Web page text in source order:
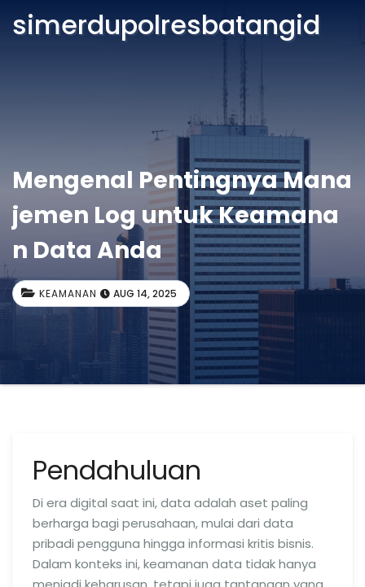
simerdupolresbatangid
Mengenal Pentingnya Mana
jemen Log untuk Keamana
n Data Anda
KEAMANAN AUG 14, 2025
Pendahuluan
Di era digital saat ini, data adalah aset paling
berharga bagi perusahaan, mulai dari data
pribadi pengguna hingga informasi kritis bisnis.
Dalam konteks ini, keamanan data tidak hanya